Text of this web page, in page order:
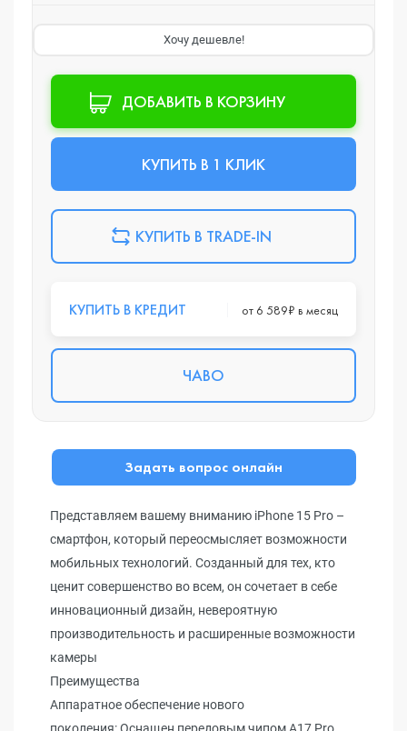
Хочу дешевле!
ДОБАВИТЬ В КОРЗИНУ
КУПИТЬ В 1 КЛИК
КУПИТЬ В TRADE-IN
КУПИТЬ В КРЕДИТ от 6 589₽ в месяц
ЧАВО
Задать вопрос онлайн
Представляем вашему вниманию iPhone 15 Pro –
смартфон, который переосмысляет возможности
мобильных технологий. Созданный для тех, кто
ценит совершенство во всем, он сочетает в себе
инновационный дизайн, невероятную
производительность и расширенные возможности
камеры
Преимущества
Аппаратное обеспечение нового